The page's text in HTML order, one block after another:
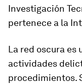
Investigación
pertenece a la
La red oscura es
actividades
procedimientos.